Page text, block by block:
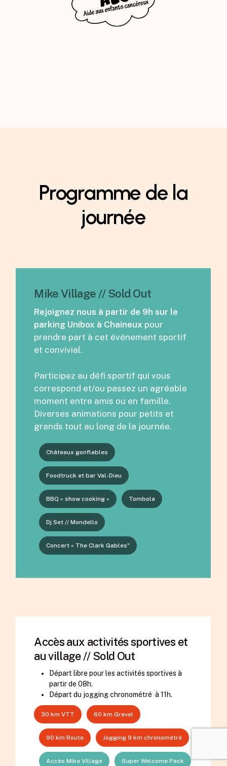
Programme de la
journée
Mike Village // Sold Out
Rejoignez nous à partir de 9h sur le
parking Unibox à Chaineux pour
prendre part à cet événement sportif
et convivial.
Participez au défi sportif qui vous
correspond et/ou passez un agréable
moment entre amis ou en famille.
Diverses animations pour petits et
grands tout au long de la journée.
Châteaux gonflables
Foodtruck et bar Val-Dieu
BBQ « show cooking » Tombola
Dj Set // Mondello
Concert « The Clark Gables"
Accès aux activités sportives et
au village // Sold Out
Départ libre pour les activités sportives à
partir de 08h.
Départ du jogging chronométré à 11h.
30 km VTT 60 km Gravel
90 km Route Jogging 9 km chronométré
Accès Mike Village Super Welcome Pack